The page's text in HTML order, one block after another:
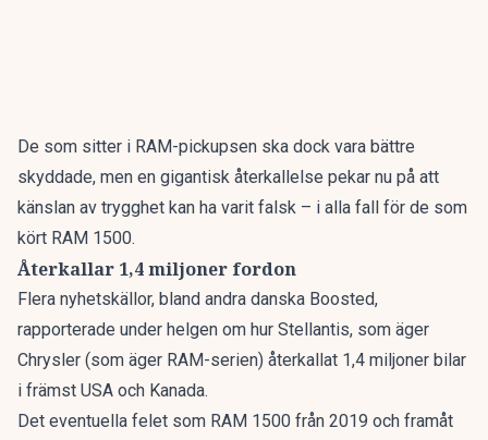
De som sitter i RAM-pickupsen ska dock vara bättre
skyddade, men en gigantisk återkallelse pekar nu på att
känslan av trygghet kan ha varit falsk – i alla fall för de som
kört RAM 1500.
Återkallar 1,4 miljoner fordon
Flera nyhetskällor, bland andra danska Boosted,
rapporterade under helgen om hur Stellantis, som äger
Chrysler (som äger RAM-serien) återkallat 1,4 miljoner bilar
i främst USA och Kanada.
Det eventuella felet som RAM 1500 från 2019 och framåt